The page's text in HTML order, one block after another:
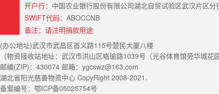
开户行： 中国农业银行股份有限公司湖北自贸试验区武汉片区
SWIFT代码： ABOCCNB
备注：请注明捐款用途
(办公地址)武汉市武昌区首义路115号楚民大厦八楼
（物资接收站地址：武汉市洪山区珞瑜路1039号（光谷体育馆旁华城
邮编(ZIP)：430074 邮箱：ygcswz@163.com
湖北省阳光慈善物资中心 CopyRight 2008-2021.
备案编号：鄂ICP备05025754号